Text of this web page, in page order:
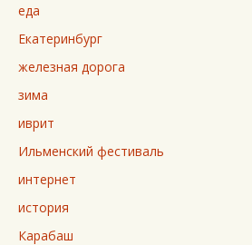
еда
Екатеринбург
железная дорога
зима
иврит
Ильменский фестиваль
интернет
история
Карабаш